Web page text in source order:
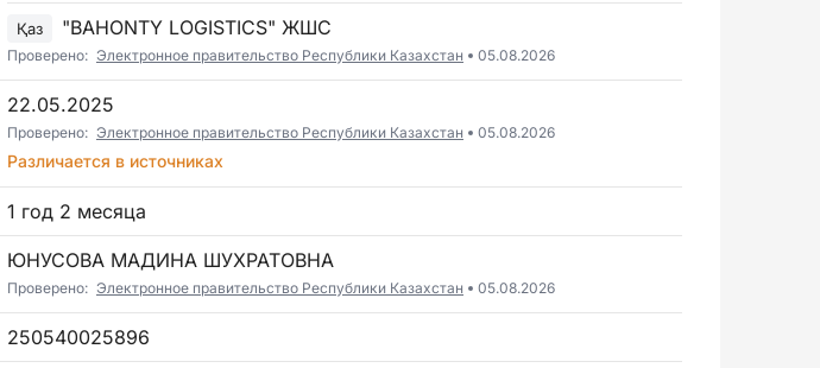
Қаз "BAHONTY LOGISTICS" ЖШС
Проверено: Электронное правительство Республики Казахстан 05.08.2026
22.05.2025
Проверено: Электронное правительство Республики Казахстан 05.08.2026
Различается в источниках
1 год 2 месяца
ЮНУСОВА МАДИНА ШУХРАТОВНА
Проверено: Электронное правительство Республики Казахстан 05.08.2026
250540025896